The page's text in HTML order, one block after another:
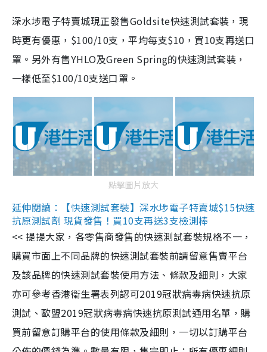
深水埗電子特賣城現正發售Goldsite快速測試套裝，現
時更有優惠，$100/10支，平均每支$10，買10支再送口
罩。另外有售YHLO及Green Spring的快速測試套裝，
一樣低至$100/10支送口罩。
點擊圖片放大
延伸閱讀：【快速測試套裝】深水埗電子特賣城$15快速
抗原測試劑 現貨發售！買10支再送3支檢測棒
<< 提提大家，各零售商發售的快速測試套裝規格不一，
購買市面上不同品牌的快速測試套裝前請留意售賣平台
及該品牌的快速測試套裝使用方法、條款及細則，大家
亦可參考香港衞生署表列認可2019冠狀病毒病快速抗原
測試、歐盟2019冠狀病毒病快速抗原測試通用名單，購
買前留意訂購平台的使用條款及細則，一切以訂購平台